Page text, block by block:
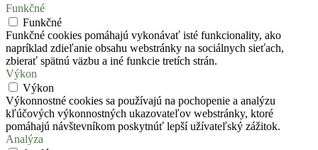
Funkčné
Funkčné
Funkčné cookies pomáhajú vykonávať isté funkcionality, ako
napríklad zdieľanie obsahu webstránky na sociálnych sieťach,
zbierať spätnú väzbu a iné funkcie tretích strán.
Výkon
Výkon
Výkonnostné cookies sa používajú na pochopenie a analýzu
kľúčových výkonnostných ukazovateľov webstránky, ktoré
pomáhajú návštevníkom poskytnúť lepší užívateľský zážitok.
Analýza